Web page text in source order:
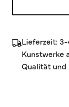
Lieferzeit:
Kunstwerke
Qualität